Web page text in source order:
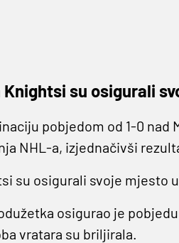
su osigurali
pobjedom od 1-0 nad
NHL-a, izjednačivši
su osigurali svoje mjesto
osigurao je
vratara su briljirala.